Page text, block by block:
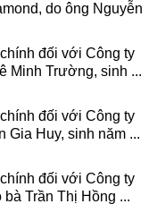
do ông Nguyễn
đối với Công ty
Minh Trường, sinh ...
đối với Công ty
Gia Huy, sinh năm ...
đối với Công ty
Trần Thị Hồng ...